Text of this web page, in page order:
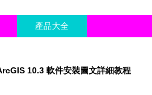
產品大全
10.3 軟件安裝圖文詳細教程